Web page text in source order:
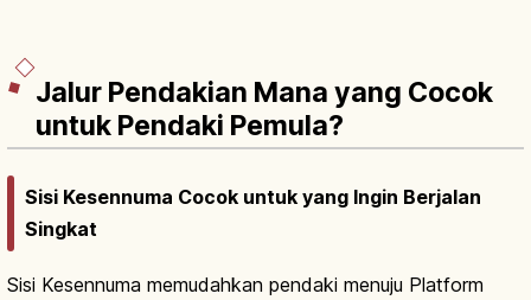
Jalur Pendakian Mana yang Cocok
untuk Pendaki Pemula?
Sisi Kesennuma Cocok untuk yang Ingin Berjalan
Singkat
Sisi Kesennuma memudahkan pendaki menuju Platform